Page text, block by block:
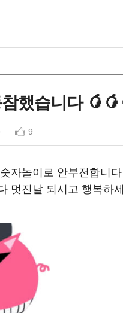
했습니다
9
자놀이로 안부전합니
멋진날 되시고 행복하